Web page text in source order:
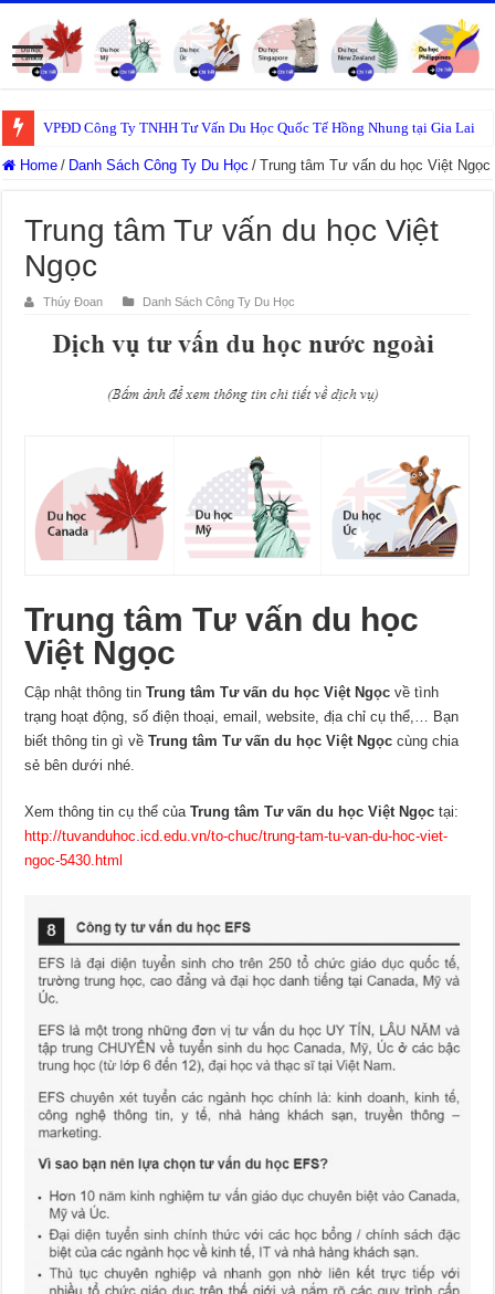
VPĐD Công Ty TNHH Tư Vấn Du Học Quốc Tế Hồng Nhung tại Gia Lai
Home / Danh Sách Công Ty Du Học / Trung tâm Tư vấn du học Việt Ngọc
Trung tâm Tư vấn du học Việt
Ngọc
Thúy Đoan Danh Sách Công Ty Du Học
Trung tâm Tư vấn du học
Việt Ngọc
Cập nhật thông tinTrung tâm Tư vấn du học Việt Ngọc về tình
trạng hoạt động, số điện thoại, email, website, địa chỉ cụ thể,… Bạn
biết thông tin gì vềTrung tâm Tư vấn du học Việt Ngọc cùng chia
sẻ bên dưới nhé.
Xem thông tin cụ thể củaTrung tâm Tư vấn du học Việt Ngọc tại:
http://tuvanduhoc.icd.edu.vn/to-chuc/trung-tam-tu-van-du-hoc-viet-
ngoc-5430.html